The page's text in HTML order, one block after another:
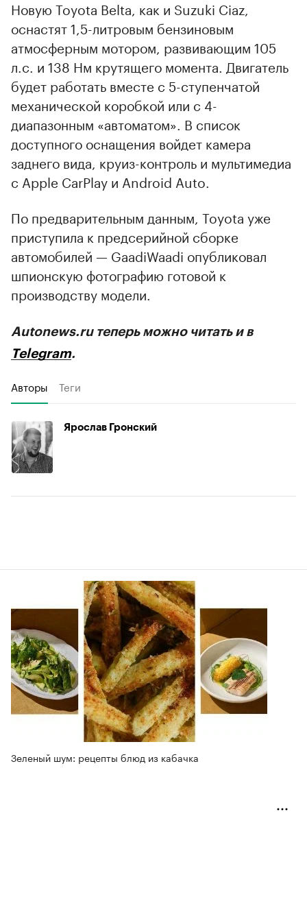
Новую Toyota Belta, как и Suzuki Ciaz,
оснастят 1,5-литровым бензиновым
атмосферным мотором, развивающим 105
л.с. и 138 Нм крутящего момента. Двигатель
будет работать вместе с 5-ступенчатой
механической коробкой или с 4-
диапазонным «автоматом». В список
доступного оснащения войдет камера
заднего вида, круиз-контроль и мультимедиа
с Apple CarPlay и Android Auto.
По предварительным данным, Toyota уже
приступила к предсерийной сборке
автомобилей — GaadiWaadi опубликовал
шпионскую фотографию готовой к
производству модели.
Autonews.ru теперь можно читать и в
Telegram.
Авторы Теги
Ярослав Гронский
Зеленый шум: рецепты блюд из кабачка